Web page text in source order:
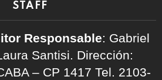
STAFF
Responsable: Gabriel
Santisi. Dirección:
– CP 1417 Tel. 2103-